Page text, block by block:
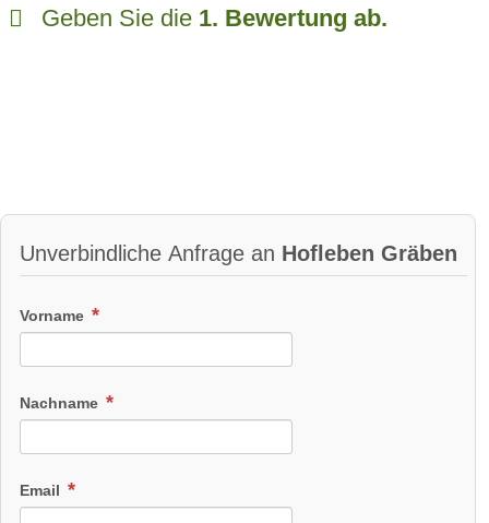
Geben Sie die 1. Bewertung ab.
Unverbindliche Anfrage an Hofleben Gräben
Vorname
Nachname
Email